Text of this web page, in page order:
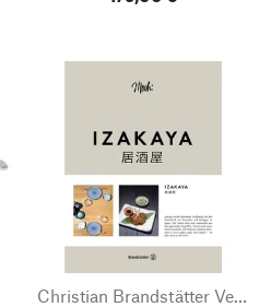
Christian Brandstätter Verlag